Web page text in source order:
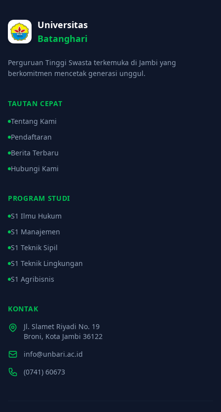
Universitas
Batanghari
Perguruan Tinggi Swasta terkemuka di Jambi yang
berkomitmen mencetak generasi unggul.
TAUTAN CEPAT
Tentang Kami
Pendaftaran
Berita Terbaru
Hubungi Kami
PROGRAM STUDI
S1 Ilmu Hukum
S1 Manajemen
S1 Teknik Sipil
S1 Teknik Lingkungan
S1 Agribisnis
KONTAK
Jl. Slamet Riyadi No. 19
Broni, Kota Jambi 36122
info@unbari.ac.id
(0741) 60673